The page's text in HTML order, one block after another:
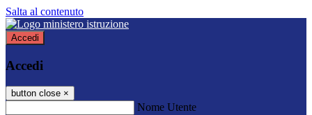
Salta al contenuto
Accedi
Accedi
button close ×
Nome Utente